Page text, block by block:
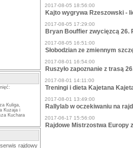
Kuliga,
Kuzaja i
Kuchara
rajdowy
2017-08-05 18:56:00
Kajto wygrywa Rzeszowski -
2017-08-05 17:29:00
Bryan Bouffier zwycięzcą 26.
2017-08-05 16:51:00
Słobodzian ze zmiennym
2017-08-01 16:54:00
Ruszyło zapoznanie z trasą
2017-08-01 14:11:00
Treningi i dieta Kajetana
2017-08-01 13:49:00
Rallylab w oczekiwaniu na
2017-06-17 15:56:00
Rajdowe Mistrzostwa Europy